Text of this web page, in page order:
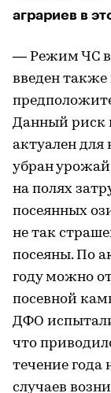
аграриев в
— Режим ЧС в
введен также
Данный риск
актуален для
убран
на полях
посеянных
не так
посеяны. По
году можно
посевной
ДФО
что
течение года
случаев